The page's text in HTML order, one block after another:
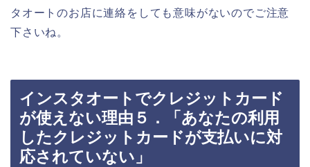
タオートのお店に連絡をしても意味がないのでご注意
下さいね。
インスタオートでクレジットカード
が使えない理由５．「あなたの利用
したクレジットカードが支払いに対
応されていない」